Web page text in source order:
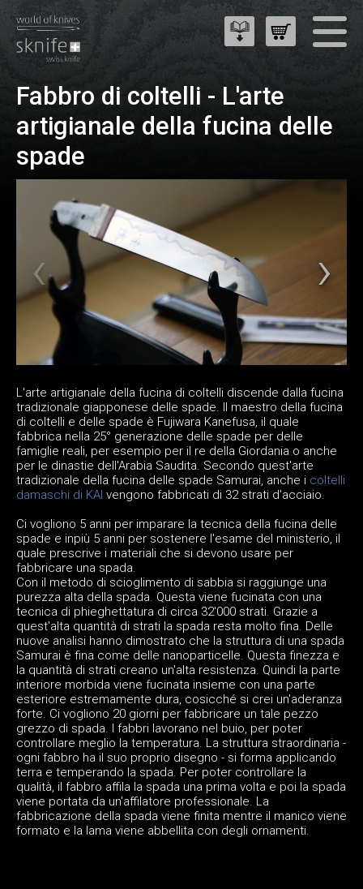
Fabbro di coltelli - L'arte
artigianale della fucina delle
spade
L'arte artigianale della fucina di coltelli discende dalla fucina
tradizionale giapponese delle spade. Il maestro della fucina
di coltelli e delle spade è Fujiwara Kanefusa, il quale
fabbrica nella 25° generazione delle spade per delle
famiglie reali, per esempio per il re della Giordania o anche
per le dinastie dell'Arabia Saudita. Secondo quest'arte
tradizionale della fucina delle spade Samurai, anche i coltelli
damaschi di KAI vengono fabbricati di 32 strati d'acciaio.
Ci vogliono 5 anni per imparare la tecnica della fucina delle
spade e inpiù 5 anni per sostenere l'esame del ministerio, il
quale prescrive i materiali che si devono usare per
fabbricare una spada.
Con il metodo di scioglimento di sabbia si raggiunge una
purezza alta della spada. Questa viene fucinata con una
tecnica di phieghettatura di circa 32'000 strati. Grazie a
quest'alta quantità di strati la spada resta molto fina. Delle
nuove analisi hanno dimostrato che la struttura di una spada
Samurai è fina come delle nanoparticelle. Questa finezza e
la quantità di strati creano un'alta resistenza. Quindi la parte
interiore morbida viene fucinata insieme con una parte
esteriore estremamente dura, cosicché si crei un'aderanza
forte. Ci vogliono 20 giorni per fabbricare un tale pezzo
grezzo di spada. I fabbri lavorano nel buio, per poter
controllare meglio la temperatura. La struttura straordinaria -
ogni fabbro ha il suo proprio disegno - si forma applicando
terra e temperando la spada. Per poter controllare la
qualità, il fabbro affila la spada una prima volta e poi la spada
viene portata da un'affilatore professionale. La
fabbricazione della spada viene finita mentre il manico viene
formato e la lama viene abbellita con degli ornamenti.